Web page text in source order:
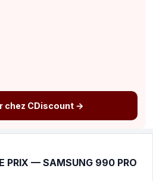
chez CDiscount →
PRIX — SAMSUNG 990 PRO